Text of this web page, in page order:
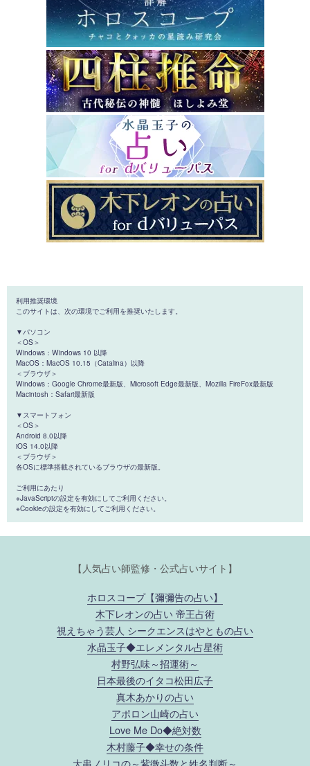
利用推奨環境
このサイトは、次の環境でご利用を推奨いたします。
▼パソコン
＜OS＞
Windows：Windows 10 以降
MacOS：MacOS 10.15（Catalina）以降
＜ブラウザ＞
Windows：Google Chrome最新版、Microsoft Edge最新版、Mozilla FireFox最新版
Macintosh：Safari最新版
▼スマートフォン
＜OS＞
Android 8.0以降
iOS 14.0以降
＜ブラウザ＞
各OSに標準搭載されているブラウザの最新版。
ご利用にあたり
※JavaScriptの設定を有効にしてご利用ください。
※Cookieの設定を有効にしてご利用ください。
【人気占い師監修・公式占いサイト】
ホロスコープ【彌彌告の占い】
木下レオンの占い 帝王占術
視えちゃう芸人 シークエンスはやともの占い
水晶玉子◆エレメンタル占星術
村野弘味～招運術～
日本最後のイタコ松田広子
真木あかりの占い
アポロン山崎の占い
Love Me Do◆絶対数
木村藤子◆幸せの条件
大串ノリコの～紫微斗数と姓名判断～